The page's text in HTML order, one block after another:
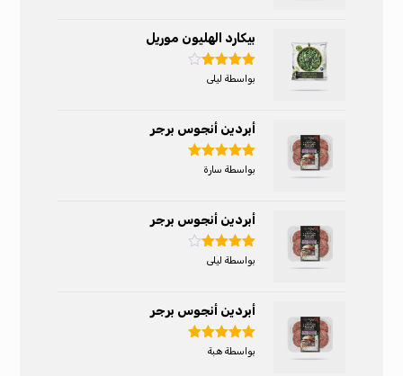
بيكارد الهليون موريل
تم التقييم
بواسطة ليلى
أبردين أنجوس برجر
تم التقييم
بواسطة سارة
أبردين أنجوس برجر
تم التقييم
بواسطة ليلى
أبردين أنجوس برجر
تم التقييم
بواسطة هبة